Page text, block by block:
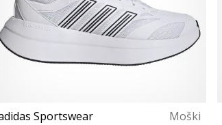
Sportswear
Moški